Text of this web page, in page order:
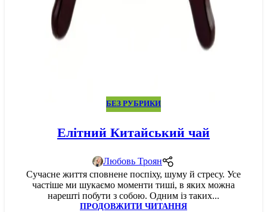
БЕЗ РУБРИКИ
Елітний Китайський чай
Любовь Троян
Сучасне життя сповнене поспіху, шуму й стресу. Усе
частіше ми шукаємо моменти тиші, в яких можна
нарешті побути з собою. Одним із таких...
ПРОДОВЖИТИ ЧИТАННЯ